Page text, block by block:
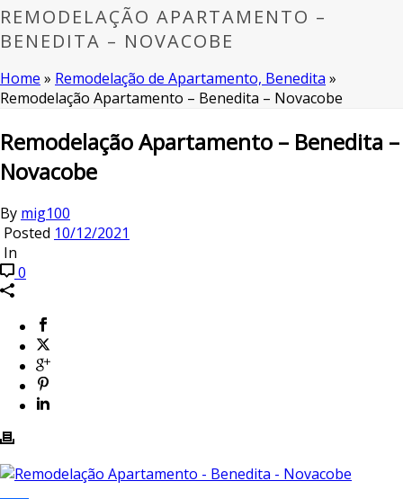
REMODELAÇÃO APARTAMENTO –
BENEDITA – NOVACOBE
Home » Remodelação de Apartamento, Benedita »
Remodelação Apartamento – Benedita – Novacobe
Remodelação Apartamento – Benedita –
Novacobe
By mig100
Posted 10/12/2021
In
0